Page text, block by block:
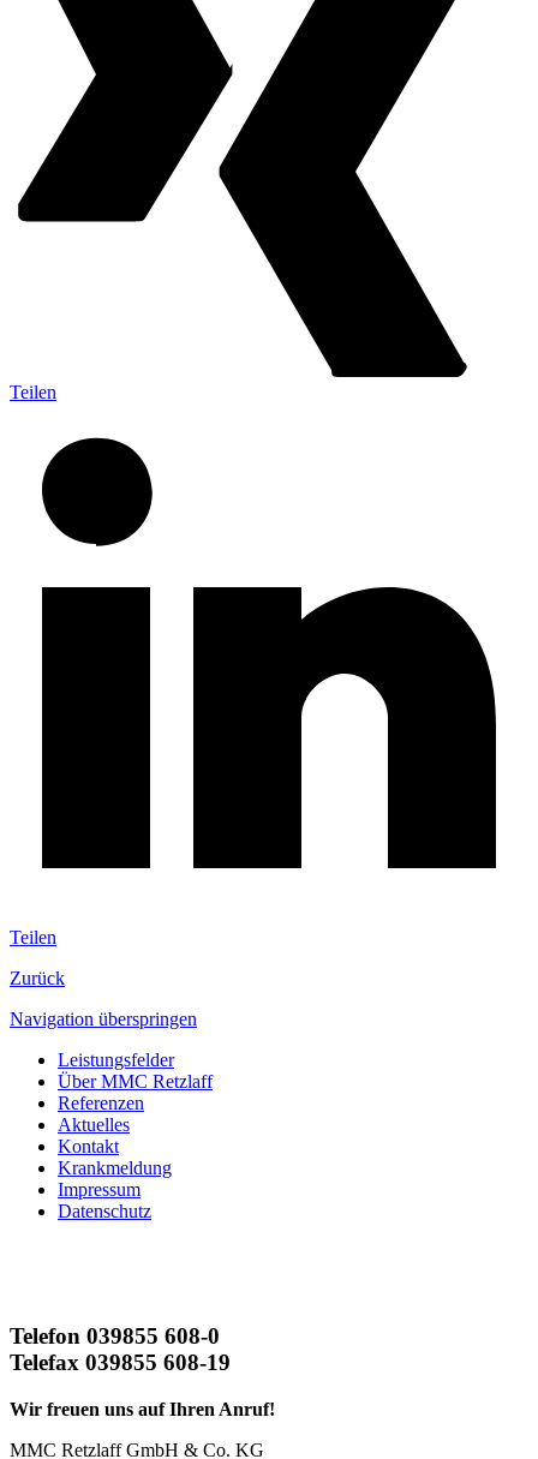
Teilen
Teilen
Zurück
Navigation überspringen
Leistungsfelder
Über MMC Retzlaff
Referenzen
Aktuelles
Kontakt
Krankmeldung
Impressum
Datenschutz
Telefon 039855 608-0
Telefax 039855 608-19
Wir freuen uns auf Ihren Anruf!
MMC Retzlaff GmbH & Co. KG